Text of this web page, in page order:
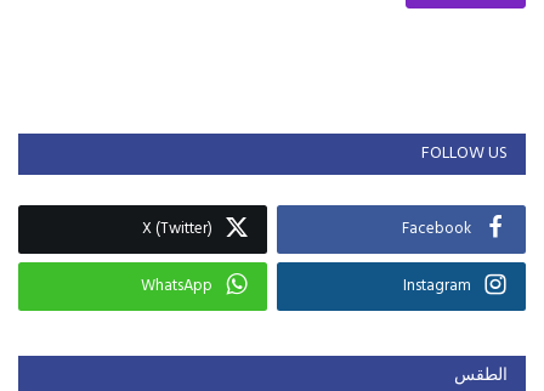
FOLLOW US
Facebook
X (Twitter)
Instagram
WhatsApp
الطقس